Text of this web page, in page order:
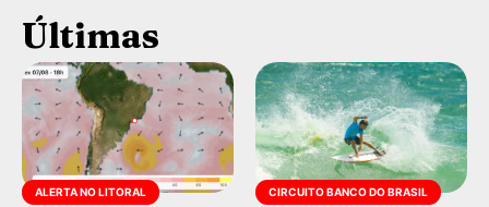
Últimas
ALERTA NO LITORAL CIRCUITO BANCO DO BRASIL